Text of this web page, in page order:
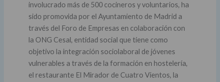
involucrado más de 500 cocineros y voluntarios, ha
sido promovida por el Ayuntamiento de Madrid a
través del Foro de Empresas en colaboración con
la ONG Cesal, entidad social que tiene como
objetivo la integración sociolaboral de jóvenes
vulnerables a través de la formación en hostelería,
el restaurante El Mirador de Cuatro Vientos, la